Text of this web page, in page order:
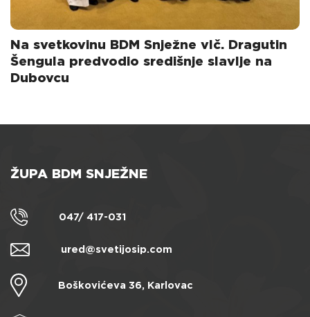
Na svetkovinu BDM Snježne vlč. Dragutin
Šengula predvodio središnje slavlje na
Dubovcu
ŽUPA BDM SNJEŽNE
047/ 417-031
ured@svetijosip.com
Boškovićeva 36, Karlovac